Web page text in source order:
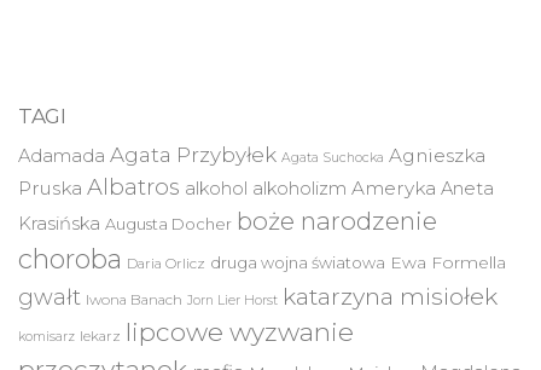
TAGI
Adamada Agata Przybyłek Agata Suchocka Agnieszka
Pruska Albatros alkohol alkoholizm Ameryka Aneta
Krasińska Augusta Docher boże narodzenie
choroba Daria Orlicz druga wojna światowa Ewa Formella
gwałt Iwona Banach Jorn Lier Horst katarzyna misiołek
komisarz lekarz lipcowe wyzwanie